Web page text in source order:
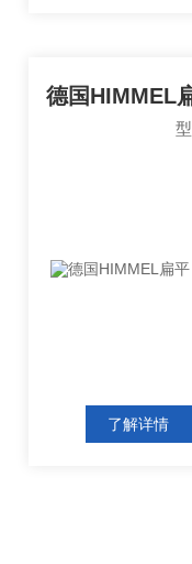
了解详情